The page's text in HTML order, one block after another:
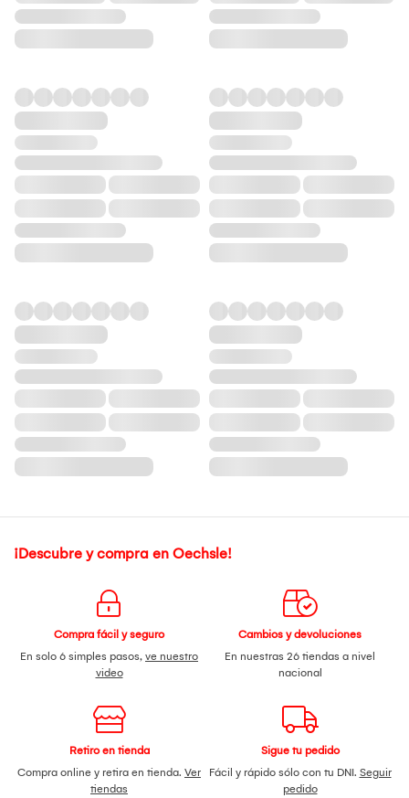
¡Descubre y compra en Oechsle!
Compra fácil y seguro
En solo 6 simples pasos, ve nuestro
video
Cambios y devoluciones
En nuestras 26 tiendas a nivel
nacional
Retiro en tienda
Compra online y retira en tienda. Ver
tiendas
Sigue tu pedido
Fácil y rápido sólo con tu DNI. Seguir
pedido